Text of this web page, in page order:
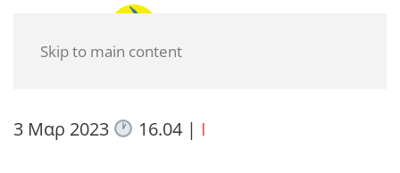
Skip to main content
3 Μαρ 2023 16.04| I